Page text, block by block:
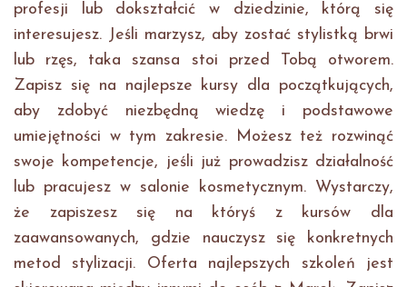
profesji lub dokształcić w dziedzinie, którą się
interesujesz. Jeśli marzysz, aby zostać stylistką brwi
lub rzęs, taka szansa stoi przed Tobą otworem.
Zapisz się na najlepsze kursy dla początkujących,
aby zdobyć niezbędną wiedzę i podstawowe
umiejętności w tym zakresie. Możesz też rozwinąć
swoje kompetencje, jeśli już prowadzisz działalność
lub pracujesz w salonie kosmetycznym. Wystarczy,
że zapiszesz się na któryś z kursów dla
zaawansowanych, gdzie nauczysz się konkretnych
metod stylizacji. Oferta najlepszych szkoleń jest